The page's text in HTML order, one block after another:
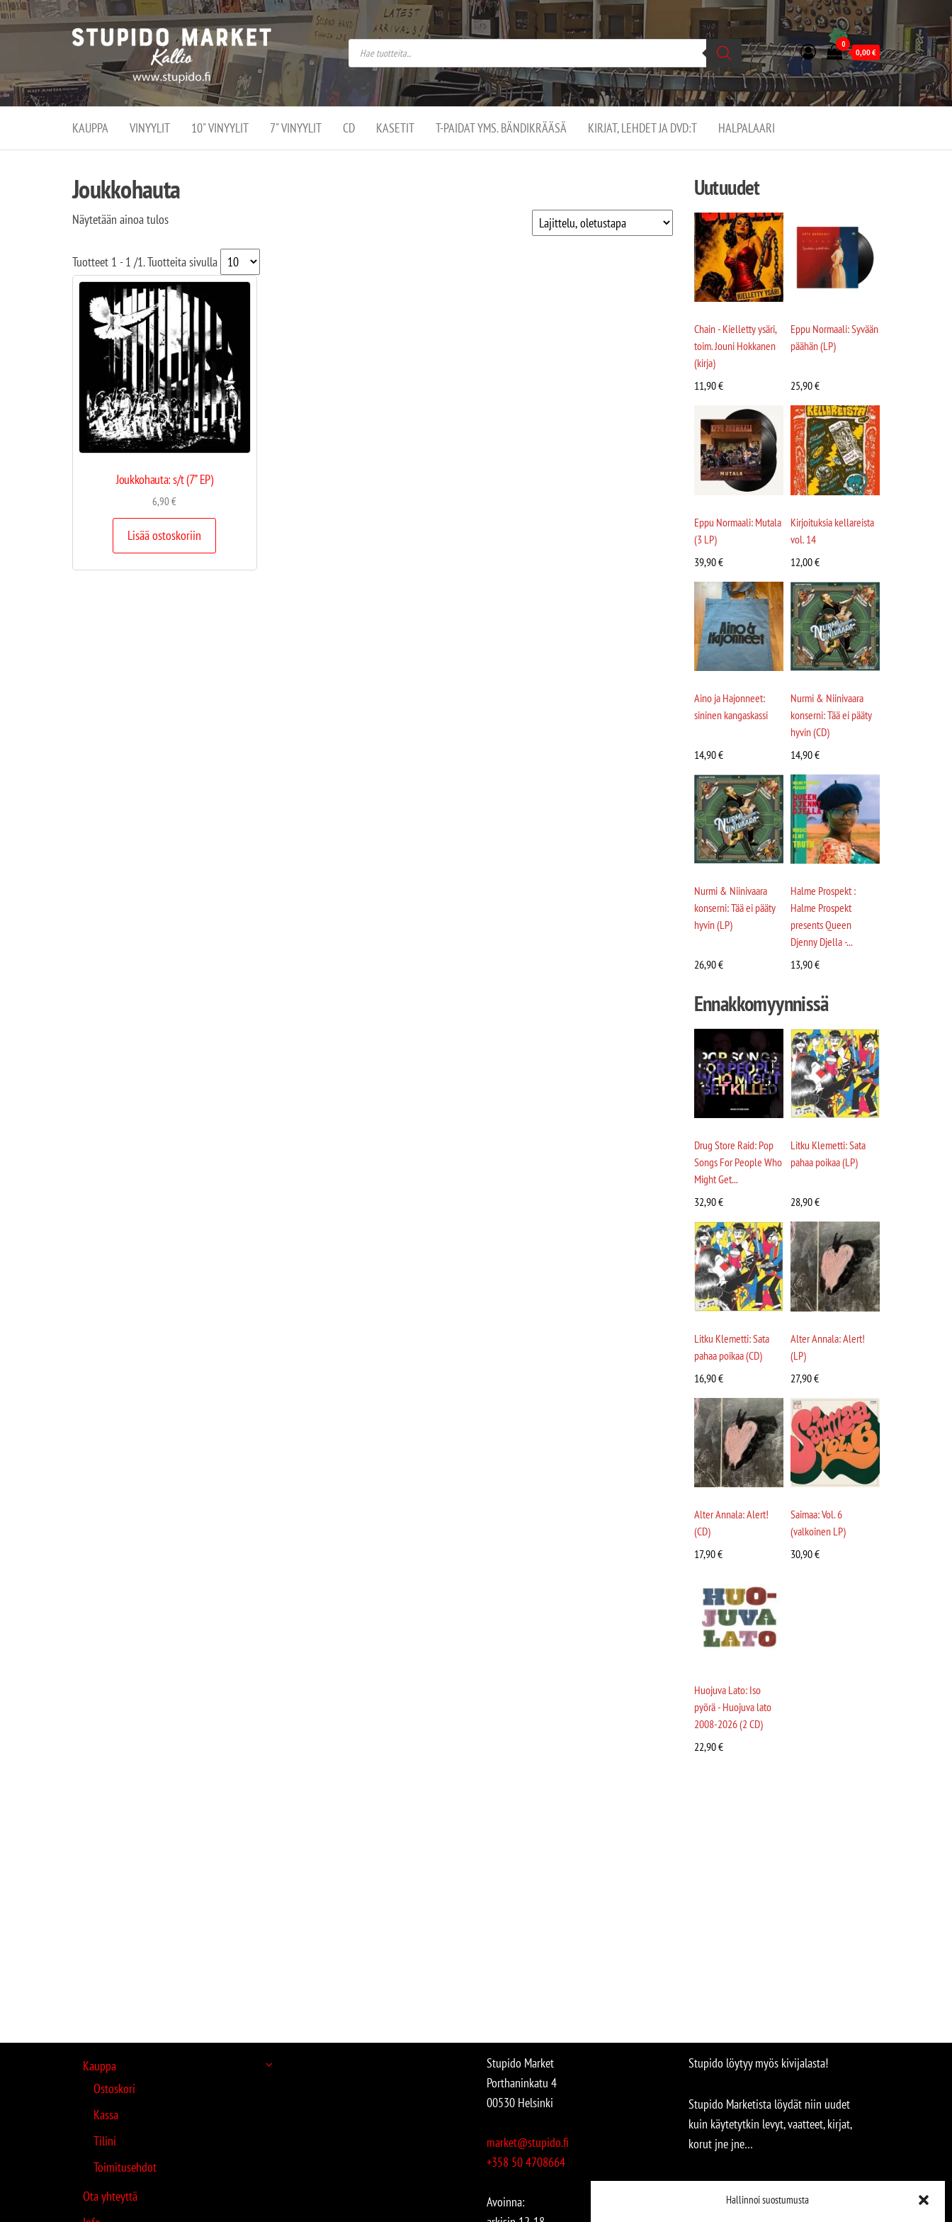
Hallinnoi suostumusta
Stupido
Market –
verkossa
ja
kivijalassa
Stupido Market on
vaihtoehtomusaan
erikoistunut
verkko- sekä
kivijalkakauppa
Helsingissä
Kallion
0
0,00€
KAUPPA VINYYLIT 10" VINYYLIT 7" VINYYLIT CD KASETIT T-PAIDAT YMS. BÄNDIKRÄÄSÄ KIRJAT, LEHDET JA DVD:T HALPALAARI
Joukkohauta
Näytetään ainoa tulos
Tuotteet 1 - 1 /1. Tuotteita sivulla
Joukkohauta: s/t (7” EP)
6,90€
Lisää ostoskoriin
Uutuudet
Chain - Kielletty ysäri,
toim. Jouni Hokkanen
(kirja)
11,90€
Eppu Normaali: Syvään
päähän (LP)
25,90€
Eppu Normaali: Mutala
(3 LP)
39,90€
Kirjoituksia kellareista
vol. 14
12,00€
Aino ja Hajonneet:
sininen kangaskassi
14,90€
Nurmi & Niinivaara
konserni: Tää ei pääty
hyvin (CD)
14,90€
Nurmi & Niinivaara
konserni: Tää ei pääty
hyvin (LP)
26,90€
Halme Prospekt :
Halme Prospekt
presents Queen
Djenny Djella -...
13,90€
Ennakkomyynnissä
Drug Store Raid: Pop
Songs For People Who
Might Get...
32,90€
Litku Klemetti: Sata
pahaa poikaa (LP)
28,90€
Litku Klemetti: Sata
pahaa poikaa (CD)
16,90€
Alter Annala: Alert!
(LP)
27,90€
Alter Annala: Alert!
(CD)
17,90€
Saimaa: Vol. 6
(valkoinen LP)
30,90€
Huojuva Lato: Iso
pyörä - Huojuva lato
2008-2026 (2 CD)
22,90€
Kauppa
Ostoskori
Kassa
Tilini
Toimitusehdot
Ota yhteyttä
Stupido Market
Porthaninkatu 4
00530 Helsinki
market@stupido.fi
+358 50 4708664
Avoinna:
Stupido löytyy myös kivijalasta!
Stupido Marketista löydät niin uudet
kuin käytetytkin levyt, vaatteet, kirjat,
korut jne jne…